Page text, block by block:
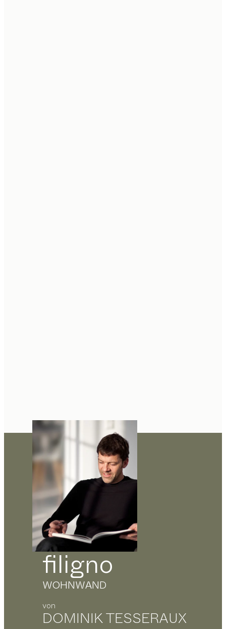
filigno
WOHNWAND
von
DOMINIK TESSERAUX